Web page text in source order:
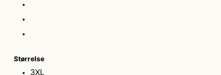
Størrelse
3XL